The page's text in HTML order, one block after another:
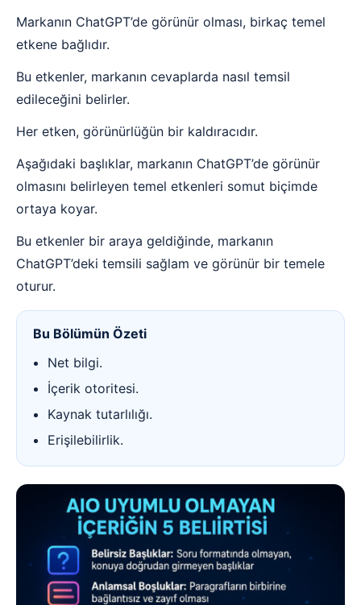
Markanın ChatGPT’de görünür olması, birkaç temel
etkene bağlıdır.
Bu etkenler, markanın cevaplarda nasıl temsil
edileceğini belirler.
Her etken, görünürlüğün bir kaldıracıdır.
Aşağıdaki başlıklar, markanın ChatGPT’de görünür
olmasını belirleyen temel etkenleri somut biçimde
ortaya koyar.
Bu etkenler bir araya geldiğinde, markanın
ChatGPT’deki temsili sağlam ve görünür bir temele
oturur.
Bu Bölümün Özeti
Net bilgi.
İçerik otoritesi.
Kaynak tutarlılığı.
Erişilebilirlik.